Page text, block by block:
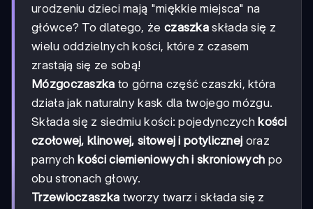
urodzeniu dzieci mają "miękkie miejsca" na
główce? To dlatego, że czaszka składa się z
wielu oddzielnych kości, które z czasem
zrastają się ze sobą!
Mózgoczaszka to górna część czaszki, która
działa jak naturalny kask dla twojego mózgu.
Składa się z siedmiu kości: pojedynczychkości
czołowej, klinowej, sitowej i potylicznej oraz
parnychkości ciemieniowych i skroniowych po
obu stronach głowy.
Trzewioczaszka tworzy twarz i składa się z